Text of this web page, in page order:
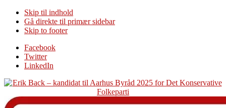
Skip til indhold
Gå direkte til primær sidebar
Skip to footer
Additional
menu
Facebook
Twitter
LinkedIn